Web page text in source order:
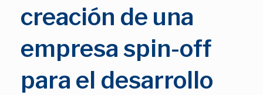
creación de una
empresa spin-off
para el desarrollo